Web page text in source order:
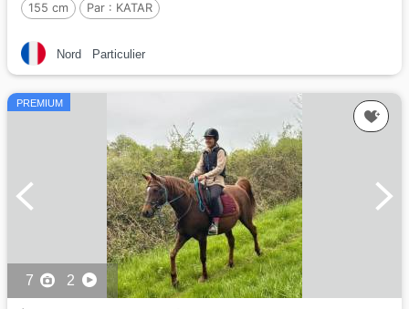
155 cm
Par : KATAR
Nord Particulier
PREMIUM
7 2